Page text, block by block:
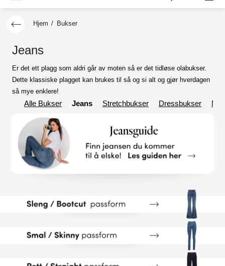
Hjem / Bukser
Jeans
Er det ett plagg som aldri går av moten så er det tidløse olabukser.
Dette klassiske plagget kan brukes til så og si alt og gjør hverdagen
så mye enklere!
Alle Bukser Jeans Stretchbukser Dressbukser